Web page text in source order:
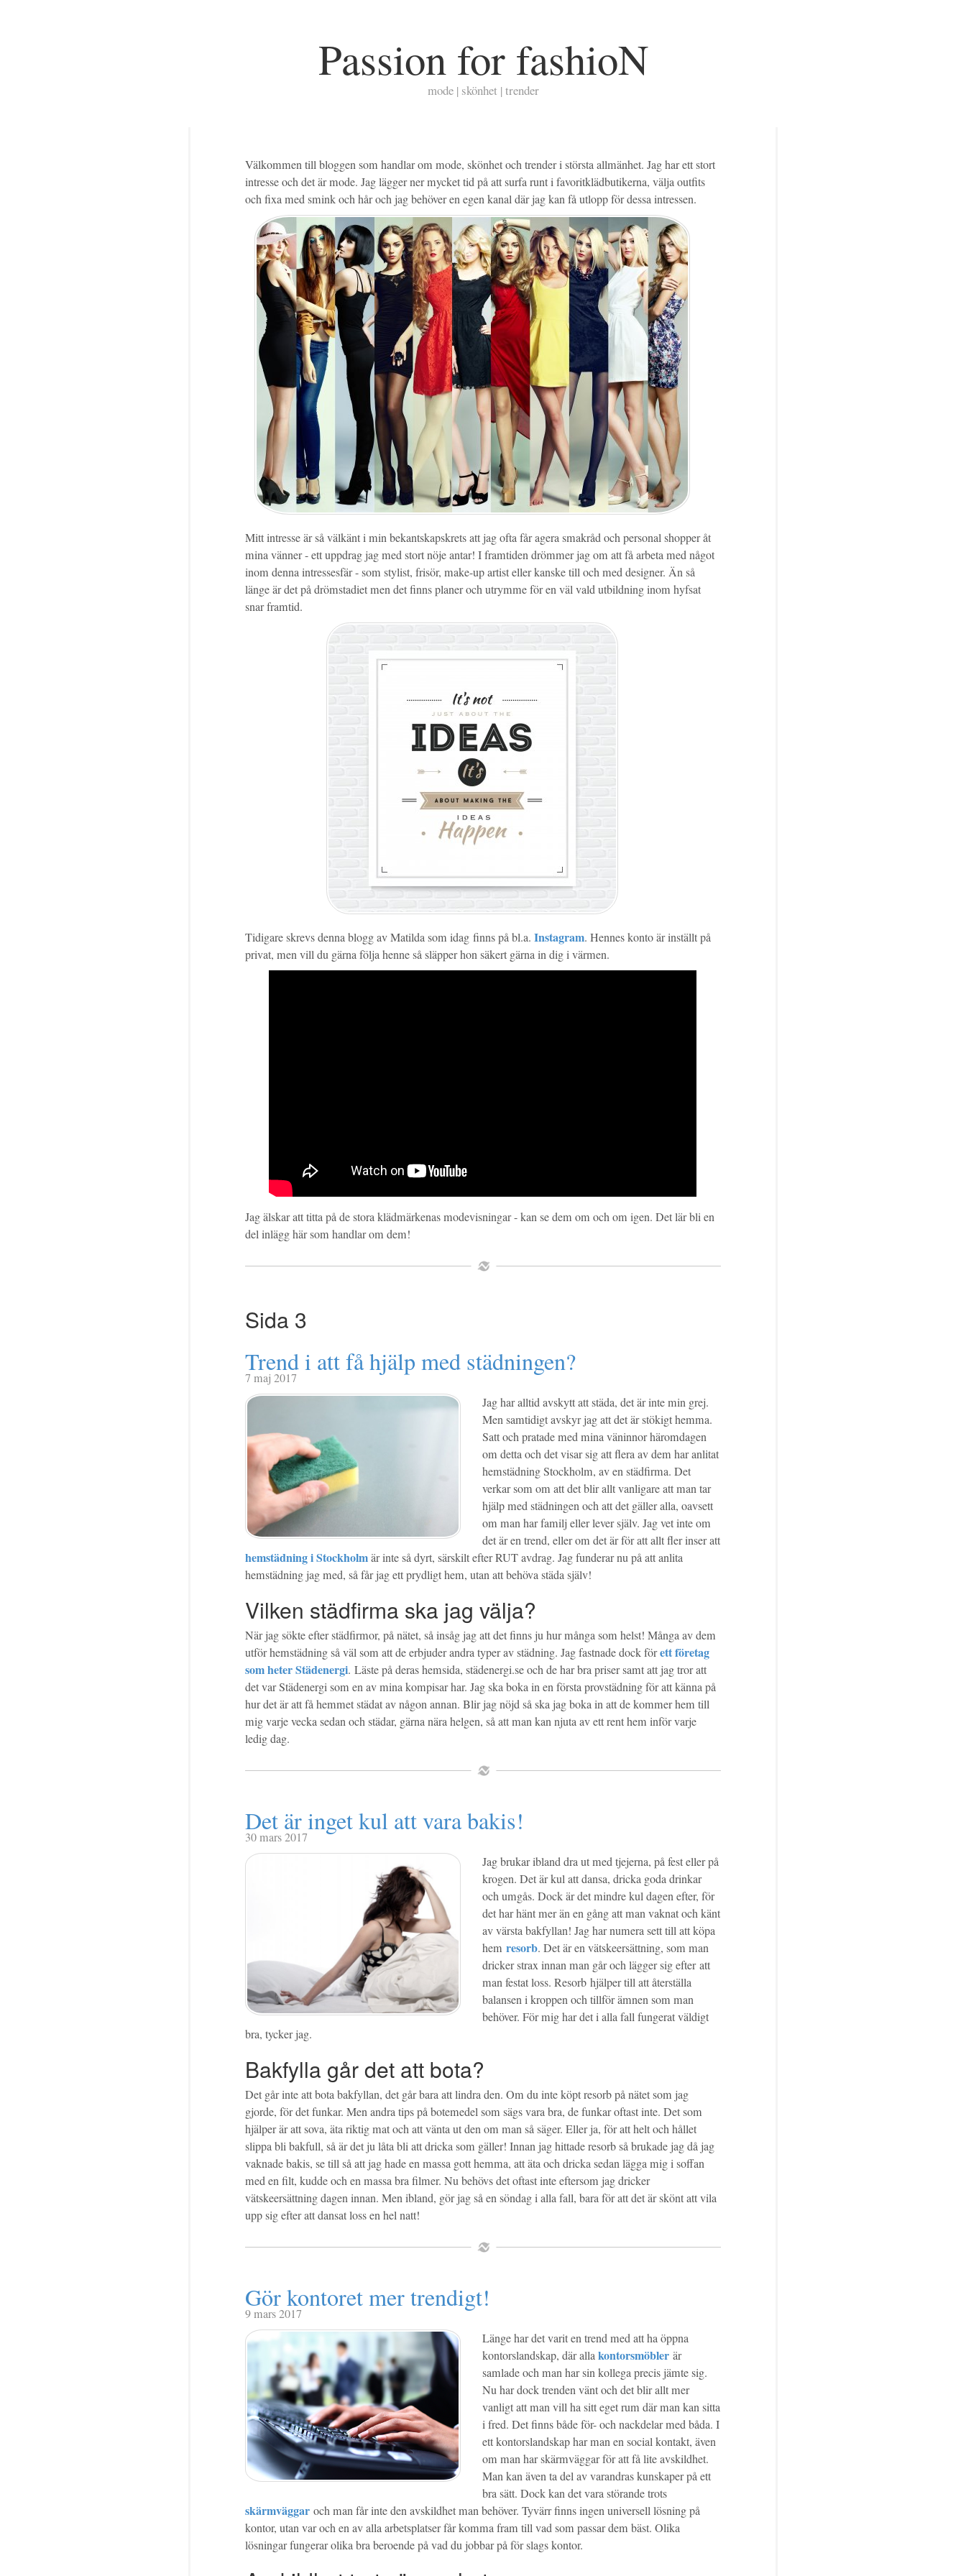
Passion for fashioN
mode | skönhet | trender
Välkommen till bloggen som handlar om mode, skönhet och trender i största allmänhet. Jag har ett stort
intresse och det är mode. Jag lägger ner mycket tid på att surfa runt i favoritklädbutikerna, välja outfits
och fixa med smink och hår och jag behöver en egen kanal där jag kan få utlopp för dessa intressen.
Mitt intresse är så välkänt i min bekantskapskrets att jag ofta får agera smakråd och personal shopper åt
mina vänner - ett uppdrag jag med stort nöje antar! I framtiden drömmer jag om att få arbeta med något
inom denna intressesfär - som stylist, frisör, make-up artist eller kanske till och med designer. Än så
länge är det på drömstadiet men det finns planer och utrymme för en väl vald utbildning inom hyfsat
snar framtid.
Tidigare skrevs denna blogg av Matilda som idag finns på bl.a.Instagram. Hennes konto är inställt på
privat, men vill du gärna följa henne så släpper hon säkert gärna in dig i värmen.
Jag älskar att titta på de stora klädmärkenas modevisningar - kan se dem om och om igen. Det lär bli en
del inlägg här som handlar om dem!
Sida 3
Trend i att få hjälp med städningen?
7 maj 2017
Jag har alltid avskytt att städa, det är inte min grej.
Men samtidigt avskyr jag att det är stökigt hemma.
Satt och pratade med mina väninnor häromdagen
om detta och det visar sig att flera av dem har anlitat
hemstädning Stockholm, av en städfirma. Det
verkar som om att det blir allt vanligare att man tar
hjälp med städningen och att det gäller alla, oavsett
om man har familj eller lever själv. Jag vet inte om
det är en trend, eller om det är för att allt fler inser att
hemstädning i Stockholmär inte så dyrt, särskilt efter RUT avdrag. Jag funderar nu på att anlita
hemstädning jag med, så får jag ett prydligt hem, utan att behöva städa själv!
Vilken städfirma ska jag välja?
När jag sökte efter städfirmor, på nätet, så insåg jag att det finns ju hur många som helst! Många av dem
utför hemstädning så väl som att de erbjuder andra typer av städning. Jag fastnade dock förett företag
som heter Städenergi. Läste på deras hemsida, städenergi.se och de har bra priser samt att jag tror att
det var Städenergi som en av mina kompisar har. Jag ska boka in en första provstädning för att känna på
hur det är att få hemmet städat av någon annan. Blir jag nöjd så ska jag boka in att de kommer hem till
mig varje vecka sedan och städar, gärna nära helgen, så att man kan njuta av ett rent hem inför varje
ledig dag.
Det är inget kul att vara bakis!
30 mars 2017
Jag brukar ibland dra ut med tjejerna, på fest eller på
krogen. Det är kul att dansa, dricka goda drinkar
och umgås. Dock är det mindre kul dagen efter, för
det har hänt mer än en gång att man vaknat och känt
av värsta bakfyllan! Jag har numera sett till att köpa
hemresorb. Det är en vätskeersättning, som man
dricker strax innan man går och lägger sig efter att
man festat loss. Resorb hjälper till att återställa
balansen i kroppen och tillför ämnen som man
behöver. För mig har det i alla fall fungerat väldigt
bra, tycker jag.
Bakfylla går det att bota?
Det går inte att bota bakfyllan, det går bara att lindra den. Om du inte köpt resorb på nätet som jag
gjorde, för det funkar. Men andra tips på botemedel som sägs vara bra, de funkar oftast inte. Det som
hjälper är att sova, äta riktig mat och att vänta ut den om man så säger. Eller ja, för att helt och hållet
slippa bli bakfull, så är det ju låta bli att dricka som gäller! Innan jag hittade resorb så brukade jag då jag
vaknade bakis, se till så att jag hade en massa gott hemma, att äta och dricka sedan lägga mig i soffan
med en filt, kudde och en massa bra filmer. Nu behövs det oftast inte eftersom jag dricker
vätskeersättning dagen innan. Men ibland, gör jag så en söndag i alla fall, bara för att det är skönt att vila
upp sig efter att dansat loss en hel natt!
Gör kontoret mer trendigt!
9 mars 2017
Länge har det varit en trend med att ha öppna
kontorslandskap, där allakontorsmöbler är
samlade och man har sin kollega precis jämte sig.
Nu har dock trenden vänt och det blir allt mer
vanligt att man vill ha sitt eget rum där man kan sitta
i fred. Det finns både för- och nackdelar med båda. I
ett kontorslandskap har man en social kontakt, även
om man har skärmväggar för att få lite avskildhet.
Man kan även ta del av varandras kunskaper på ett
bra sätt. Dock kan det vara störande trots
skärmväggaroch man får inte den avskildhet man behöver. Tyvärr finns ingen universell lösning på
kontor, utan var och en av alla arbetsplatser får komma fram till vad som passar dem bäst. Olika
lösningar fungerar olika bra beroende på vad du jobbar på för slags kontor.